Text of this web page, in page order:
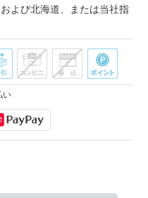
よび北海道、または当社指
い